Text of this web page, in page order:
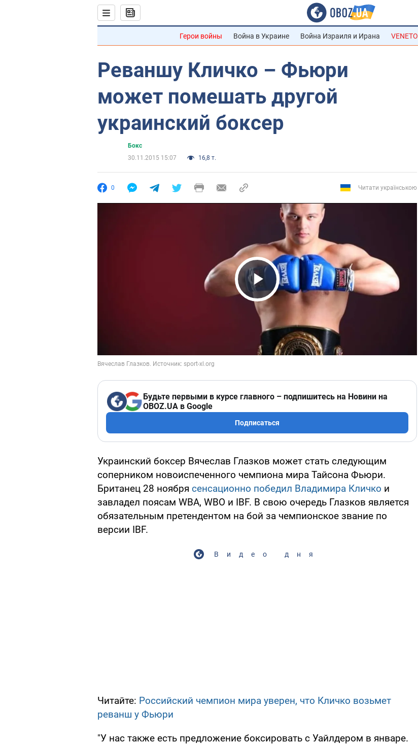
Герои войны Война в Украине Война Израиля и Ирана VENETO
Реваншу Кличко – Фьюри
может помешать другой
украинский боксер
Бокс
30.11.2015 15:07
16,8 т.
0 Читати українською
Play Video
Будьте первыми в курсе главного – подпишитесь на Новини на
OBOZ.UA в Google
Подписаться
Украинский боксер Вячеслав Глазков может стать следующим
соперником новоиспеченного чемпиона мира Тайсона Фьюри.
Британец 28 ноября сенсационно победил Владимира Кличко и
завладел поясам WBA, WBO и IBF. В свою очередь Глазков является
обязательным претендентом на бой за чемпионское звание по
версии IBF.
Видео дня
Читайте: Российский чемпион мира уверен, что Кличко возьмет
реванш у Фьюри
"У нас также есть предложение боксировать с Уайлдером в январе.